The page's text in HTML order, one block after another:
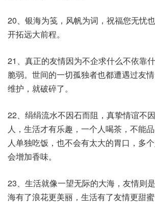
20、银海为笺，风帆为词，祝福您无忧
开拓远大前程。
21、真正的友情因为不企求什么不依靠
脆弱。世间的一切孤独者也都遭遇过友
维护，就破碎了。
22、绢绢流水不因石而阻，真挚情谊不
人，生活才有乐趣，一个人喝茶，不能
人单独吃饭，也不会有太大的胃口，多
会增加香味。
23、生活就像一望无际的大海，友情则
海有了浪花更美丽，生活有了友情更甜蜜